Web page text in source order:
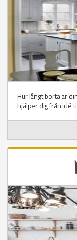
Hur långt borta är
hjälper dig från idé